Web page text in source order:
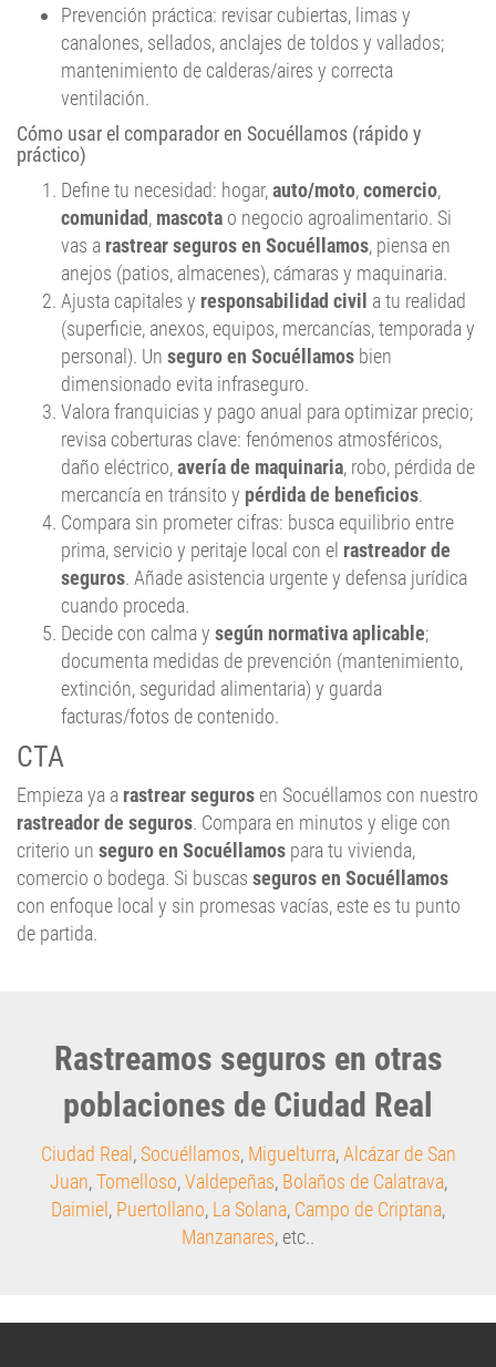
Prevención práctica: revisar cubiertas, limas y
canalones, sellados, anclajes de toldos y vallados;
mantenimiento de calderas/aires y correcta
ventilación.
Cómo usar el comparador en Socuéllamos (rápido y
práctico)
Define tu necesidad: hogar,auto/moto,comercio,
comunidad, mascota o negocio agroalimentario. Si
vas a rastrear seguros en Socuéllamos, piensa en
anejos (patios, almacenes), cámaras y maquinaria.
Ajusta capitales y responsabilidad civil a tu realidad
(superficie, anexos, equipos, mercancías, temporada y
personal). Un seguro en Socuéllamos bien
dimensionado evita infraseguro.
Valora franquicias y pago anual para optimizar precio;
revisa coberturas clave: fenómenos atmosféricos,
daño eléctrico,avería de maquinaria, robo, pérdida de
mercancía en tránsito y pérdida de beneficios.
Compara sin prometer cifras: busca equilibrio entre
prima, servicio y peritaje local con el rastreador de
seguros. Añade asistencia urgente y defensa jurídica
cuando proceda.
Decide con calma y según normativa aplicable;
documenta medidas de prevención (mantenimiento,
extinción, seguridad alimentaria) y guarda
facturas/fotos de contenido.
CTA
Empieza ya a rastrear seguros en Socuéllamos con nuestro
rastreador de seguros. Compara en minutos y elige con
criterio un seguro en Socuéllamos para tu vivienda,
comercio o bodega. Si buscas seguros en Socuéllamos
con enfoque local y sin promesas vacías, este es tu punto
de partida.
Rastreamos seguros en otras
poblaciones de Ciudad Real
Ciudad Real , Socuéllamos, Miguelturra,Alcázar de San
Juan,Tomelloso,Valdepeñas, Bolaños de Calatrava,
Daimiel , Puertollano, La Solana, Campo de Criptana,
Manzanares, etc..